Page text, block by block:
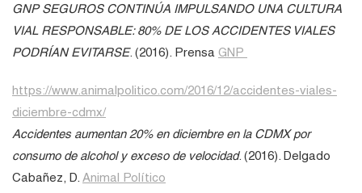
GNP SEGUROS CONTINÚA IMPULSANDO UNA CULTURA
VIAL RESPONSABLE: 80% DE LOS ACCIDENTES VIALES
PODRÍAN EVITARSE. (2016). Prensa GNP
https://www.animalpolitico.com/2016/12/accidentes-viales-
diciembre-cdmx/
Accidentes aumentan 20% en diciembre en la CDMX por
consumo de alcohol y exceso de velocidad. (2016). Delgado
Cabañez, D. Animal Político